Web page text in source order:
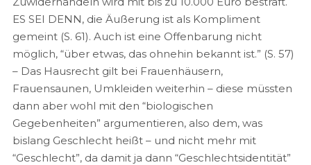
ES SEI DENN, die Äußerung ist als Kompliment
gemeint (S. 61). Auch ist eine Offenbarung nicht
möglich, “über etwas, das ohnehin bekannt ist.” (S. 57)
– Das Hausrecht gilt bei Frauenhäusern,
Frauensaunen, Umkleiden weiterhin – diese müssten
dann aber wohl mit den “biologischen
Gegebenheiten” argumentieren, also dem, was
bislang Geschlecht heißt – und nicht mehr mit
“Geschlecht”, da damit ja dann “Geschlechtsidentität”